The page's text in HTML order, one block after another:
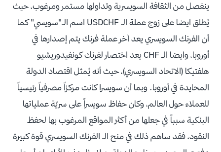
ينفصل من الثقافة السويسرية وتداولها مستمر ومرغوب، حيث
يُطلق ايضا على زوج عملة الـ USDCHF اسم الـ"سويسي" كما
أن الفرنك السويسري يعد آخر عملة فرنك يتم إصدارها في
أوروبا، وايضا الـ CHF يعد اختصار لفرنك كونفيدوريشيو
هلفتيكا (الاتحاد السويسري)، حيث أنه يُمثل اقتصاد الدولة
المحايدة في أوروبا. وبما أن سويسرا كانت مركزاً مصرفياً رئيسياً
للعملاء حول العالم، وكان حفاظ سويسراً على سريّة عملياتها
البنكية سبباً في جعلها من أكثر المواقع المرغوب بها لحفظ
النقود، فقد ساهم ذلك في منح الـ الفرنك السويسري قوة كبيرة